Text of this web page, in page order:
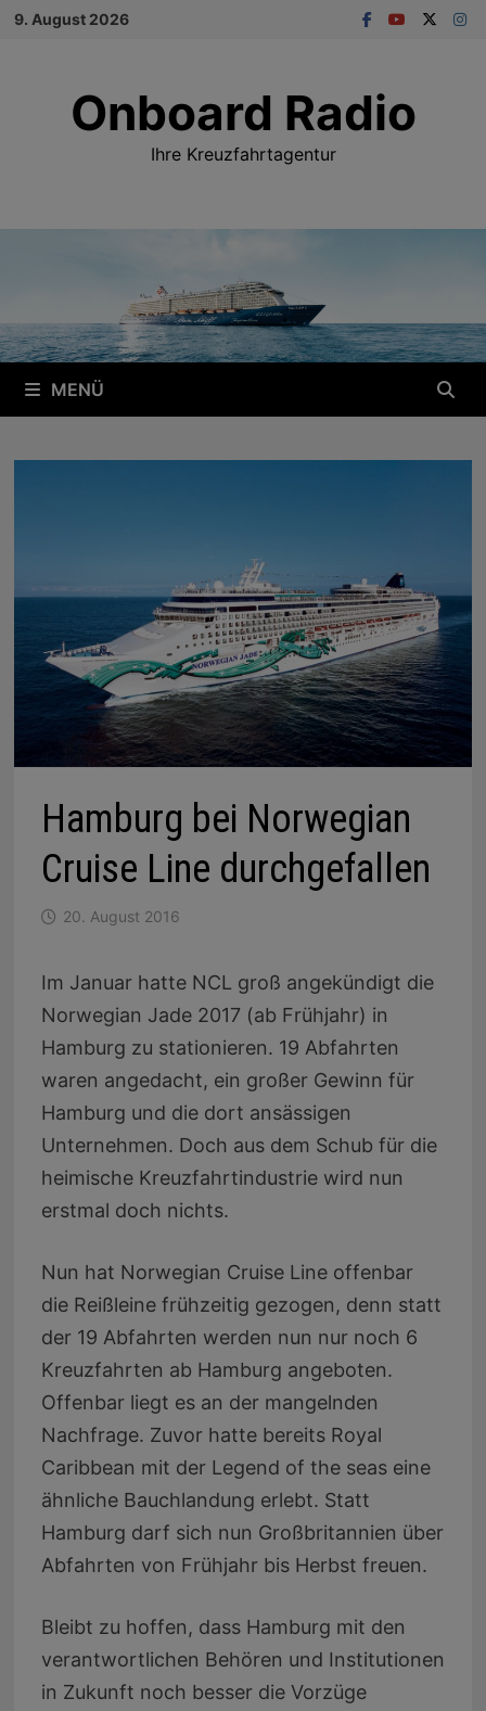
Zum
9. August 2026
Onboard Radio
Ihre Kreuzfahrtagentur
MENÜ
Hamburg bei Norwegian
Cruise Line durchgefallen
20. August 2016
Im Januar hatte NCL groß angekündigt die
Norwegian Jade 2017 (ab Frühjahr) in
Hamburg zu stationieren. 19 Abfahrten
waren angedacht, ein großer Gewinn für
Hamburg und die dort ansässigen
Unternehmen. Doch aus dem Schub für die
heimische Kreuzfahrtindustrie wird nun
erstmal doch nichts.
Nun hat Norwegian Cruise Line offenbar
die Reißleine frühzeitig gezogen, denn statt
der 19 Abfahrten werden nun nur noch 6
Kreuzfahrten ab Hamburg angeboten.
Offenbar liegt es an der mangelnden
Nachfrage. Zuvor hatte bereits Royal
Caribbean mit der Legend of the seas eine
ähnliche Bauchlandung erlebt. Statt
Hamburg darf sich nun Großbritannien über
Abfahrten von Frühjahr bis Herbst freuen.
Bleibt zu hoffen, dass Hamburg mit den
verantwortlichen Behören und Institutionen
in Zukunft noch besser die Vorzüge